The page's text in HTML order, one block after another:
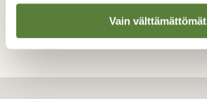
Vain välttämättömät